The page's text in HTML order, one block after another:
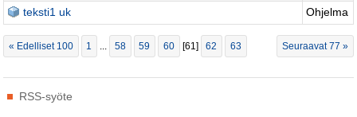
teksti1 uk Ohjelma
« Edelliset 100 Seuraavat 77 »
1 58 59 60 61 62 63
toimenpiteet
RSS-syöte